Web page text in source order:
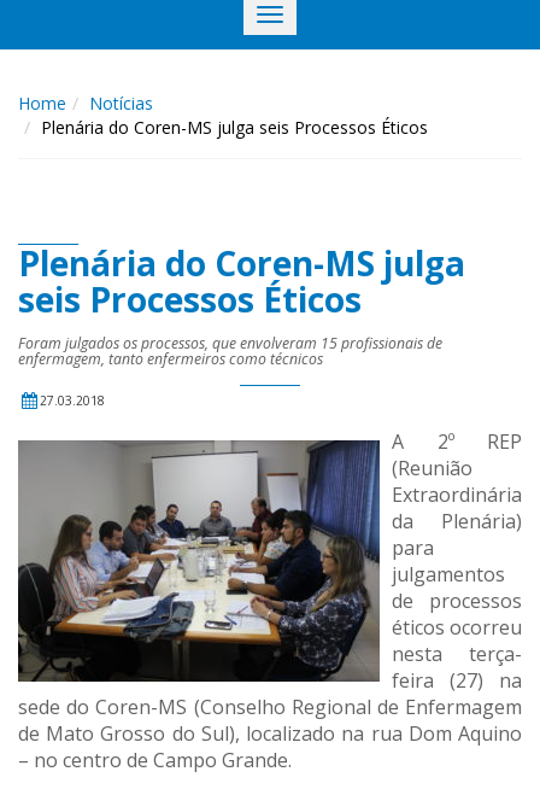
Toggle
navigation
Home
Notícias
Plenária do Coren-MS julga seis Processos Éticos
Plenária do Coren-MS julga
seis Processos Éticos
Foram julgados os processos, que envolveram 15 profissionais de
enfermagem, tanto enfermeiros como técnicos
27.03.2018
A 2º REP
(Reunião
Extraordinária
da Plenária)
para
julgamentos
de processos
éticos ocorreu
nesta terça-
feira (27) na
sede do Coren-MS (Conselho Regional de Enfermagem
de Mato Grosso do Sul), localizado na rua Dom Aquino
– no centro de Campo Grande.